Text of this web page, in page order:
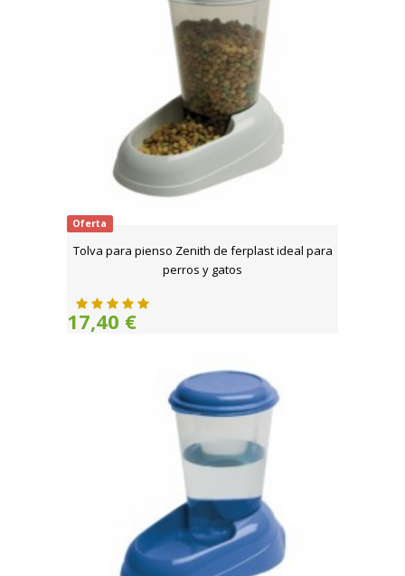
Oferta
Tolva para pienso Zenith de ferplast ideal para
perros y gatos
17,40 €